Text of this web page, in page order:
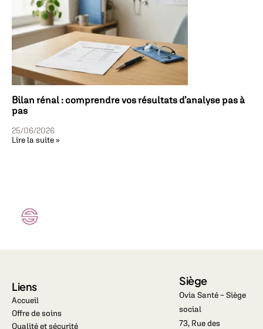
Bilan rénal : comprendre vos résultats d’analyse pas à
pas
25/06/2026
Lire la suite »
Liens
Accueil
Offre de soins
Qualité et sécurité
Siège
Ovia Santé – Siège
social
73, Rue des